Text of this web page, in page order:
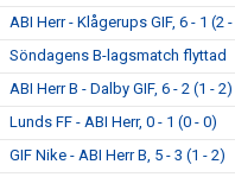
ABI Herr - Klågerups GIF, 6 - 1 (2
Söndagens B-lagsmatch flyttad
ABI Herr B - Dalby GIF, 6 - 2 (1 - 2)
Lunds FF - ABI Herr, 0 - 1 (0 - 0)
GIF Nike - ABI Herr B, 5 - 3 (1 - 2)